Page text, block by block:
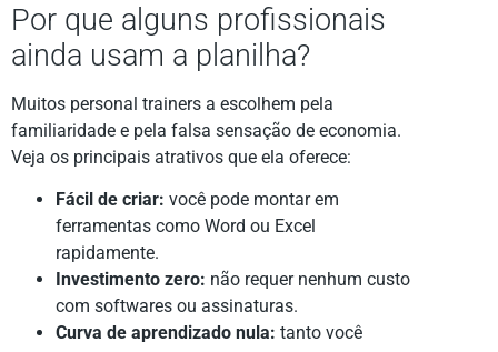
Por que alguns profissionais
ainda usam a planilha?
Muitos personal trainers a escolhem pela
familiaridade e pela falsa sensação de economia.
Veja os principais atrativos que ela oferece:
Fácil de criar: você pode montar em
ferramentas como Word ou Excel
rapidamente.
Investimento zero: não requer nenhum custo
com softwares ou assinaturas.
Curva de aprendizado nula: tanto você